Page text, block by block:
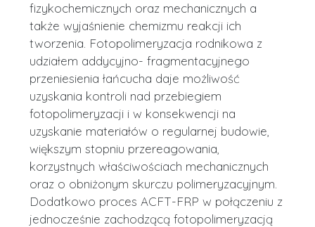
fizykochemicznych oraz mechanicznych a
także wyjaśnienie chemizmu reakcji ich
tworzenia. Fotopolimeryzacja rodnikowa z
udziałem addycyjno- fragmentacyjnego
przeniesienia łańcucha daje możliwość
uzyskania kontroli nad przebiegiem
fotopolimeryzacji i w konsekwencji na
uzyskanie materiałów o regularnej budowie,
większym stopniu przereagowania,
korzystnych właściwościach mechanicznych
oraz o obniżonym skurczu polimeryzacyjnym.
Dodatkowo proces ACFT-FRP w połączeniu z
jednocześnie zachodzącą fotopolimeryzacją